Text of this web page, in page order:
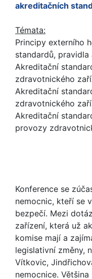
akreditačních
Témata:
Principy externího
standardů, pravidla
Akreditační
zdravotnického
Akreditační
zdravotnického
Akreditační
provozy
Konference se
nemocnic, kteří se
bezpečí. Mezi
zařízení, která už
komise mají a
legislativní změny,
Vítkovic,
nemocnice.